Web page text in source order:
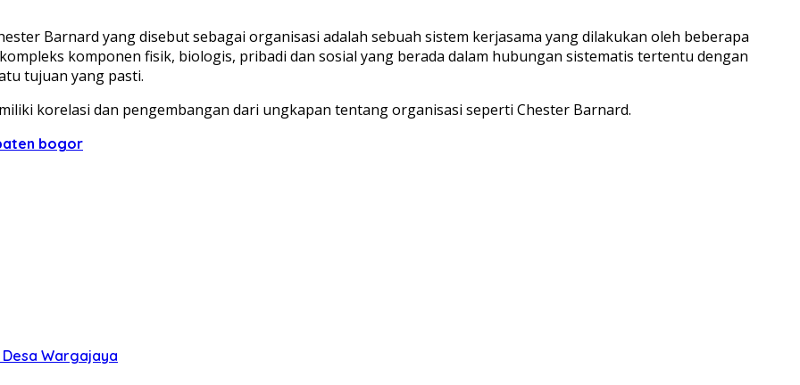
Barnard yang disebut sebagai organisasi adalah sebuah sistem kerjasama yang dilakukan oleh beberapa
komponen fisik, biologis, pribadi dan sosial yang berada dalam hubungan sistematis tertentu dengan
tujuan yang pasti.
korelasi dan pengembangan dari ungkapan tentang organisasi seperti Chester Barnard.
bogor
Wargajaya